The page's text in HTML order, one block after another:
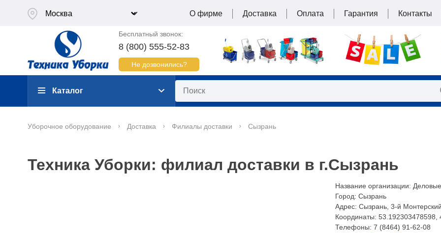
О фирме Доставка Оплата Гарантия Контакты
Бесплатный звонок:
8 (800) 555-52-83
Не дозвонились?
Каталог
Уборочное оборудование Доставка Филиалы доставки Сызрань
Техника Уборки: филиал доставки в г.Сызрань
Название организации:
Город: Сызрань
Адрес: Сызрань, 3-й
Координаты: 53.192303478598
Телефоны: 7 (8464) 91-62-08